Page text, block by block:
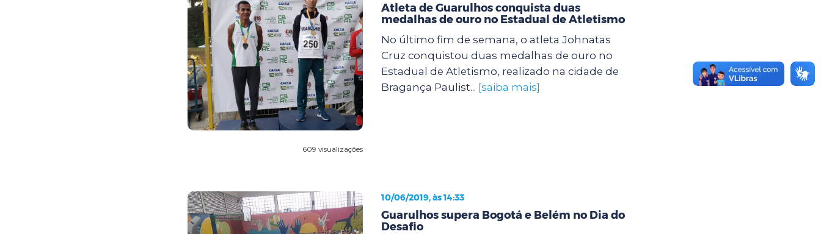
609 visualizações
Atleta de Guarulhos conquista duas
medalhas de ouro no Estadual de Atletismo
No último fim de semana, o atleta Johnatas
Cruz conquistou duas medalhas de ouro no
Estadual de Atletismo, realizado na cidade de
Bragança Paulist... [saiba mais]
10/06/2019, às 14:33
Guarulhos supera Bogotá e Belém no Dia do
Desafio